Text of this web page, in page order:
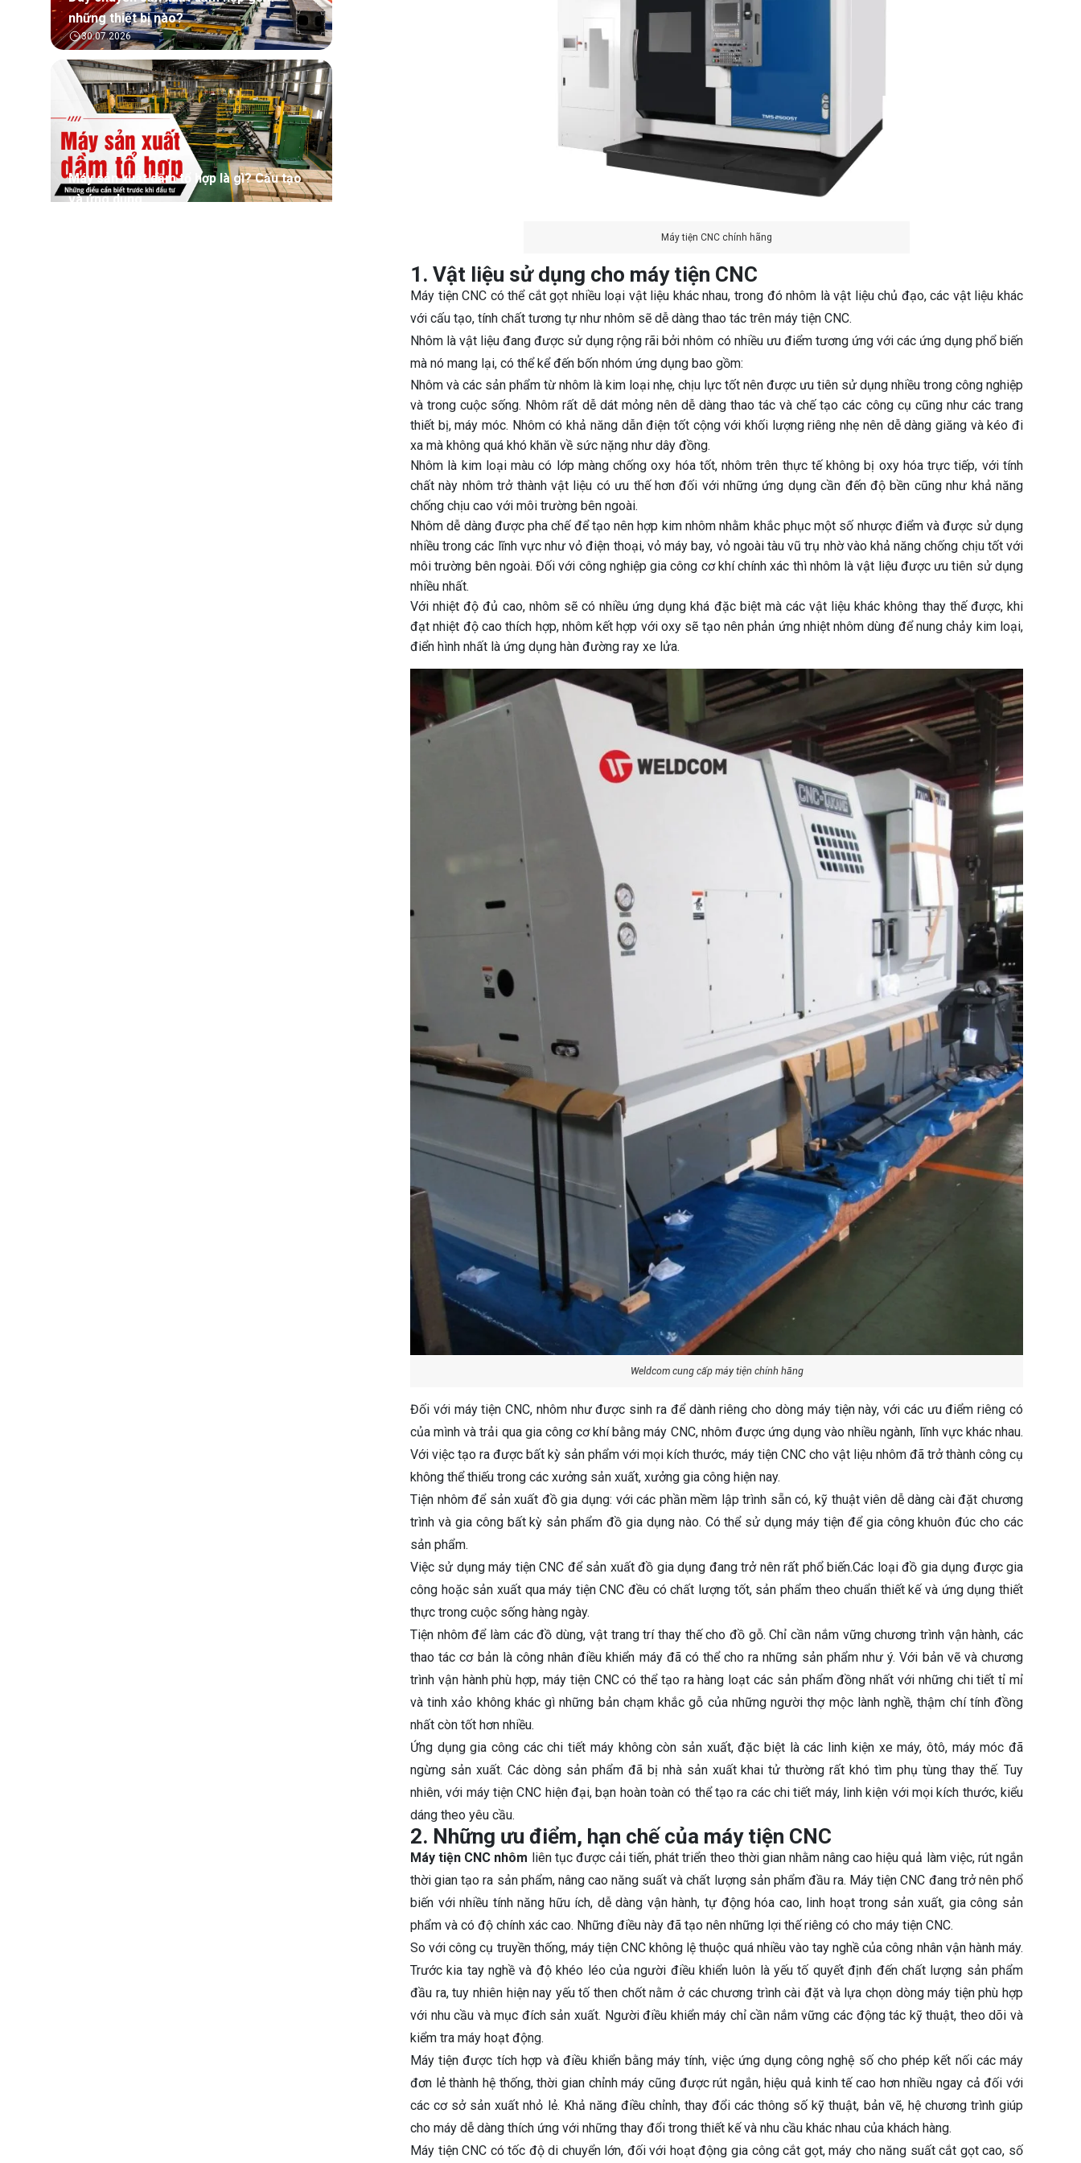
những thiết bị nào?
30.07.2026
Máy sản xuất dầm tổ hợp là gì? Cấu tạo
và ứng dụng
Máy tiện CNC chính hãng
1. Vật liệu sử dụng cho máy tiện CNC
Máy tiện CNC có thể cắt gọt nhiều loại vật liệu khác nhau, trong đó nhôm là vật liệu chủ đạo, các vật liệu khác
với cấu tạo, tính chất tương tự như nhôm sẽ dễ dàng thao tác trên máy tiện CNC.
Nhôm là vật liệu đang được sử dụng rộng rãi bởi nhôm có nhiều ưu điểm tương ứng với các ứng dụng phổ biến
mà nó mang lại, có thể kể đến bốn nhóm ứng dụng bao gồm:
Nhôm và các sản phẩm từ nhôm là kim loại nhẹ, chịu lực tốt nên được ưu tiên sử dụng nhiều trong công nghiệp
và trong cuộc sống. Nhôm rất dễ dát mỏng nên dễ dàng thao tác và chế tạo các công cụ cũng như các trang
thiết bị, máy móc. Nhôm có khả năng dẫn điện tốt cộng với khối lượng riêng nhẹ nên dễ dàng giăng và kéo đi
xa mà không quá khó khăn về sức nặng như dây đồng.
Nhôm là kim loại màu có lớp màng chống oxy hóa tốt, nhôm trên thực tế không bị oxy hóa trực tiếp, với tính
chất này nhôm trở thành vật liệu có ưu thế hơn đối với những ứng dụng cần đến độ bền cũng như khả năng
chống chịu cao với môi trường bên ngoài.
Nhôm dễ dàng được pha chế để tạo nên hợp kim nhôm nhằm khắc phục một số nhược điểm và được sử dụng
nhiều trong các lĩnh vực như vỏ điện thoại, vỏ máy bay, vỏ ngoài tàu vũ trụ nhờ vào khả năng chống chịu tốt với
môi trường bên ngoài. Đối với công nghiệp gia công cơ khí chính xác thì nhôm là vật liệu được ưu tiên sử dụng
nhiều nhất.
Với nhiệt độ đủ cao, nhôm sẽ có nhiều ứng dụng khá đặc biệt mà các vật liệu khác không thay thế được, khi
đạt nhiệt độ cao thích hợp, nhôm kết hợp với oxy sẽ tạo nên phản ứng nhiệt nhôm dùng để nung chảy kim loại,
điển hình nhất là ứng dụng hàn đường ray xe lửa.
Weldcom cung cấp máy tiện chính hãng
Đối với máy tiện CNC, nhôm như được sinh ra để dành riêng cho dòng máy tiện này, với các ưu điểm riêng có
của mình và trải qua gia công cơ khí bằng máy CNC, nhôm được ứng dụng vào nhiều ngành, lĩnh vực khác nhau.
Với việc tạo ra được bất kỳ sản phẩm với mọi kích thước, máy tiện CNC cho vật liệu nhôm đã trở thành công cụ
không thể thiếu trong các xưởng sản xuất, xưởng gia công hiện nay.
Tiện nhôm để sản xuất đồ gia dụng: với các phần mềm lập trình sẵn có, kỹ thuật viên dễ dàng cài đặt chương
trình và gia công bất kỳ sản phẩm đồ gia dụng nào. Có thể sử dụng máy tiện để gia công khuôn đúc cho các
sản phẩm.
Việc sử dụng máy tiện CNC để sản xuất đồ gia dụng đang trở nên rất phổ biến.Các loại đồ gia dụng được gia
công hoặc sản xuất qua máy tiện CNC đều có chất lượng tốt, sản phẩm theo chuẩn thiết kế và ứng dụng thiết
thực trong cuộc sống hàng ngày.
Tiện nhôm để làm các đồ dùng, vật trang trí thay thế cho đồ gỗ. Chỉ cần nắm vững chương trình vận hành, các
thao tác cơ bản là công nhân điều khiển máy đã có thể cho ra những sản phẩm như ý. Với bản vẽ và chương
trình vận hành phù hợp, máy tiện CNC có thể tạo ra hàng loạt các sản phẩm đồng nhất với những chi tiết tỉ mỉ
và tinh xảo không khác gì những bản chạm khắc gỗ của những người thợ mộc lành nghề, thậm chí tính đồng
nhất còn tốt hơn nhiều.
Ứng dụng gia công các chi tiết máy không còn sản xuất, đặc biệt là các linh kiện xe máy, ôtô, máy móc đã
ngừng sản xuất. Các dòng sản phẩm đã bị nhà sản xuất khai tử thường rất khó tìm phụ tùng thay thế. Tuy
nhiên, với máy tiện CNC hiện đại, bạn hoàn toàn có thể tạo ra các chi tiết máy, linh kiện với mọi kích thước, kiểu
dáng theo yêu cầu.
2. Những ưu điểm, hạn chế của máy tiện CNC
Máy tiện CNC nhôm liên tục được cải tiến, phát triển theo thời gian nhằm nâng cao hiệu quả làm việc, rút ngắn
thời gian tạo ra sản phẩm, nâng cao năng suất và chất lượng sản phẩm đầu ra. Máy tiện CNC đang trở nên phổ
biến với nhiều tính năng hữu ích, dễ dàng vận hành, tự động hóa cao, linh hoạt trong sản xuất, gia công sản
phẩm và có độ chính xác cao. Những điều này đã tạo nên những lợi thế riêng có cho máy tiện CNC.
So với công cụ truyền thống, máy tiện CNC không lệ thuộc quá nhiều vào tay nghề của công nhân vận hành máy.
Trước kia tay nghề và độ khéo léo của người điều khiển luôn là yếu tố quyết định đến chất lượng sản phẩm
đầu ra, tuy nhiên hiện nay yếu tố then chốt nằm ở các chương trình cài đặt và lựa chọn dòng máy tiện phù hợp
với nhu cầu và mục đích sản xuất. Người điều khiển máy chỉ cần nắm vững các động tác kỹ thuật, theo dõi và
kiểm tra máy hoạt động.
Máy tiện được tích hợp và điều khiển bằng máy tính, việc ứng dụng công nghệ số cho phép kết nối các máy
đơn lẻ thành hệ thống, thời gian chỉnh máy cũng được rút ngắn, hiệu quả kinh tế cao hơn nhiều ngay cả đối với
các cơ sở sản xuất nhỏ lẻ. Khả năng điều chỉnh, thay đổi các thông số kỹ thuật, bản vẽ, hệ chương trình giúp
cho máy dễ dàng thích ứng với những thay đổi trong thiết kế và nhu cầu khác nhau của khách hàng.
Máy tiện CNC có tốc độ di chuyển lớn, đối với hoạt động gia công cắt gọt, máy cho năng suất cắt gọt cao, số